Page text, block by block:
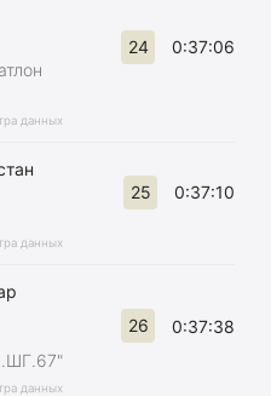
данных
24 0:37:06
данных
25 0:37:10
данных
26 0:37:38